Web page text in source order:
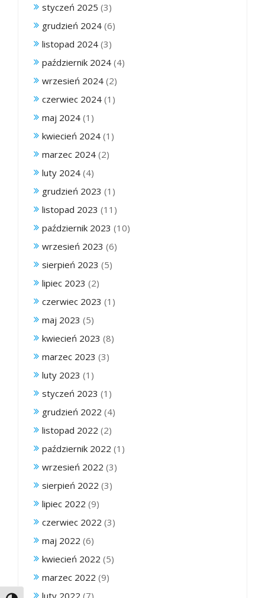
styczeń 2025 (3)
grudzień 2024 (6)
listopad 2024 (3)
październik 2024 (4)
wrzesień 2024 (2)
czerwiec 2024 (1)
maj 2024 (1)
kwiecień 2024 (1)
marzec 2024 (2)
luty 2024 (4)
grudzień 2023 (1)
listopad 2023 (11)
październik 2023 (10)
wrzesień 2023 (6)
sierpień 2023 (5)
lipiec 2023 (2)
czerwiec 2023 (1)
maj 2023 (5)
kwiecień 2023 (8)
marzec 2023 (3)
luty 2023 (1)
styczeń 2023 (1)
grudzień 2022 (4)
listopad 2022 (2)
październik 2022 (1)
wrzesień 2022 (3)
sierpień 2022 (3)
lipiec 2022 (9)
czerwiec 2022 (3)
maj 2022 (6)
kwiecień 2022 (5)
marzec 2022 (9)
luty 2022 (7)